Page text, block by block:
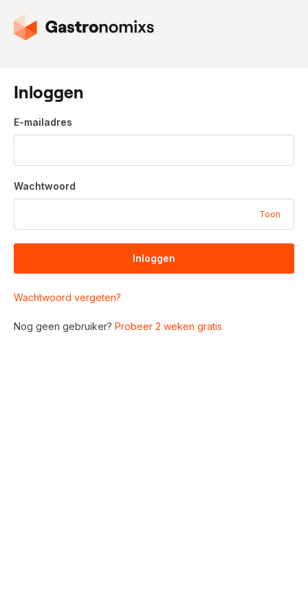
G
a
a
r
d
e
o
m
e
a
g
n
a
Inloggen
E-mailadres
Wachtwoord
Toon
Inloggen
Wachtwoord vergeten?
Nog geen gebruiker? Probeer 2 weken gratis